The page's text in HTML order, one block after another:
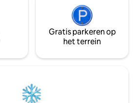
Gratis parkeren op
het terrein